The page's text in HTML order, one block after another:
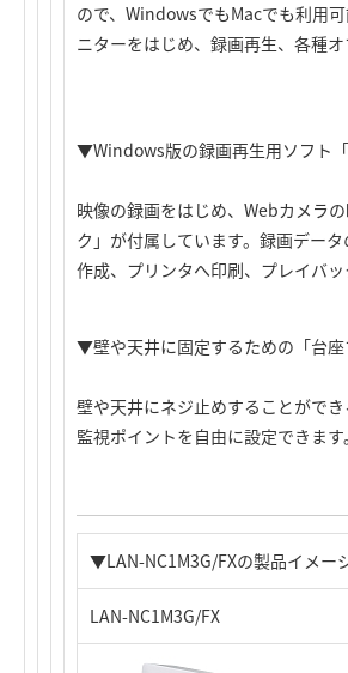
ので、WindowsでもMacでも利用
ニターをはじめ、録画再生、各種
▼Windows版の録画再生用ソフト
映像の録画をはじめ、Webカメラ
ク」が付属しています。録画デー
作成、プリンタへ印刷、プレイバ
▼壁や天井に固定するための「台
壁や天井にネジ止めすることがで
監視ポイントを自由に設定できます。
▼LAN-NC1M3G/FXの製品イメー
LAN-NC1M3G/FX